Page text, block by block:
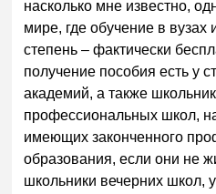
насколько мне известно,
мире, где обучение в
степень – фактически
получение пособия есть у
академий, а также
профессиональных школ,
имеющих законченного
образования, если они не
школьники вечерних школ,